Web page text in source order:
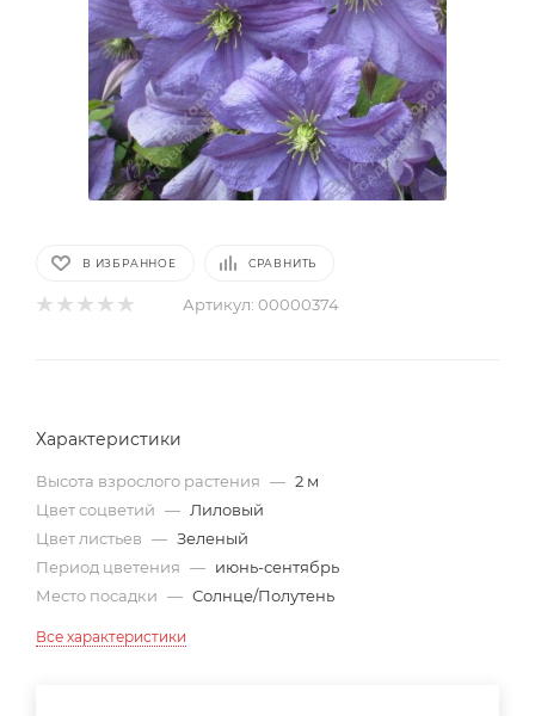
В ИЗБРАННОЕ СРАВНИТЬ
Артикул: 00000374
Характеристики
Высота взрослого растения — 2 м
Цвет соцветий — Лиловый
Цвет листьев — Зеленый
Период цветения — июнь-сентябрь
Место посадки — Солнце/Полутень
Все характеристики